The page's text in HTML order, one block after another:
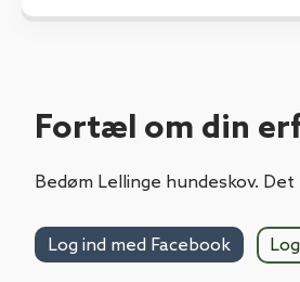
Fortæl om din
Bedøm Lellinge hundeskov.
Log ind med Facebook